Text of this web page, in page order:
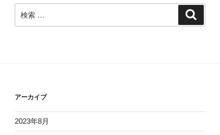
検
索:
アーカイブ
2023年8月